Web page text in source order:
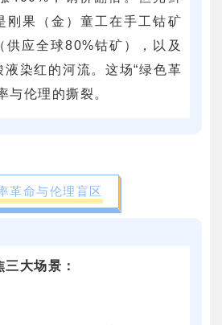
刚果（金）童工在手工钴矿
供应全球80%钴矿），以及
液染红的河流。这场“绿色革
与伦理的撕裂。
革命与伦理盲区
大场景：